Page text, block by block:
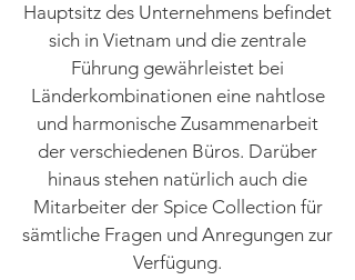
Hauptsitz des Unternehmens befindet
sich in Vietnam und die zentrale
Führung gewährleistet bei
Länderkombinationen eine nahtlose
und harmonische Zusammenarbeit
der verschiedenen Büros. Darüber
hinaus stehen natürlich auch die
Mitarbeiter der Spice Collection für
sämtliche Fragen und Anregungen zur
Verfügung.